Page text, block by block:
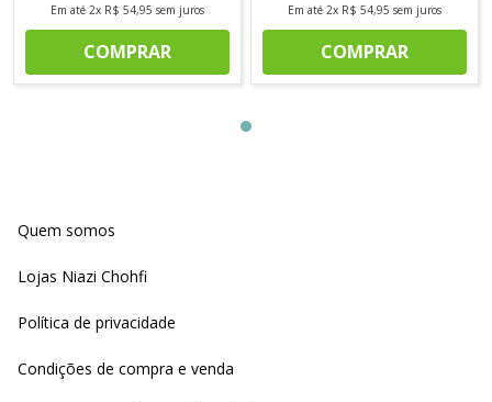
Em até 2x R$ 54,95 sem juros
COMPRAR
Em até 2x R$ 54,95 sem juros
COMPRAR
Quem somos
Lojas Niazi Chohfi
Política de privacidade
Condições de compra e venda